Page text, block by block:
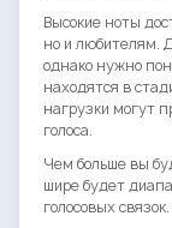
Высокие ноты
но и любителям.
однако нужно
находятся в
нагрузки могут
голоса.
Чем больше вы
шире будет
голосовых связок.